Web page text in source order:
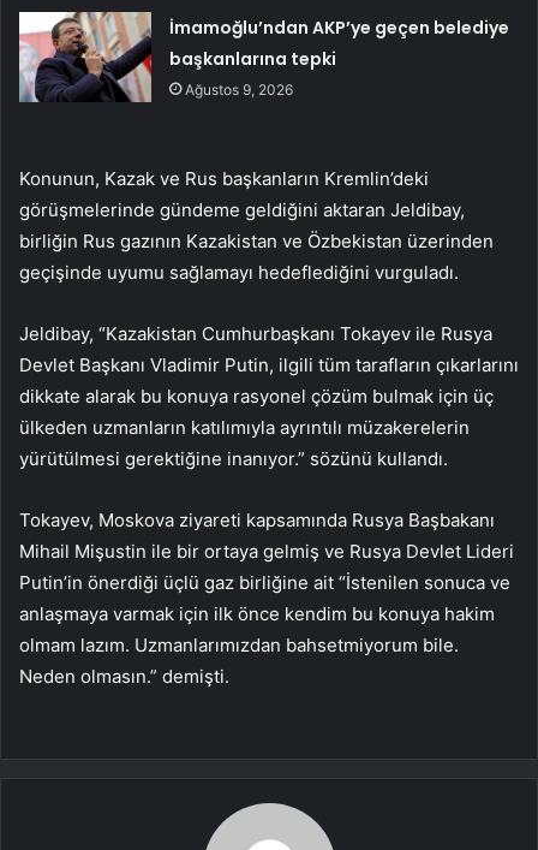
İmamoğlu’ndan AKP’ye geçen belediye
başkanlarına tepki
Ağustos 9, 2026
Konunun, Kazak ve Rus başkanların Kremlin’deki
görüşmelerinde gündeme geldiğini aktaran Jeldibay,
birliğin Rus gazının Kazakistan ve Özbekistan üzerinden
geçişinde uyumu sağlamayı hedeflediğini vurguladı.
Jeldibay, “Kazakistan Cumhurbaşkanı Tokayev ile Rusya
Devlet Başkanı Vladimir Putin, ilgili tüm tarafların çıkarlarını
dikkate alarak bu konuya rasyonel çözüm bulmak için üç
ülkeden uzmanların katılımıyla ayrıntılı müzakerelerin
yürütülmesi gerektiğine inanıyor.” sözünü kullandı.
Tokayev, Moskova ziyareti kapsamında Rusya Başbakanı
Mihail Mişustin ile bir ortaya gelmiş ve Rusya Devlet Lideri
Putin’in önerdiği üçlü gaz birliğine ait “İstenilen sonuca ve
anlaşmaya varmak için ilk önce kendim bu konuya hakim
olmam lazım. Uzmanlarımızdan bahsetmiyorum bile.
Neden olmasın.” demişti.